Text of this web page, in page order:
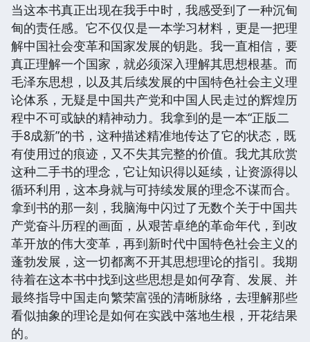
当这本书真正出现在我手中时，我感受到了一种沉甸
甸的责任感。它不仅仅是一本学习材料，更是一把理
解中国社会变革和国家发展的钥匙。我一直相信，要
真正理解一个国家，就必须深入理解其思想根基。而
毛泽东思想，以及其后续发展的中国特色社会主义理
论体系，无疑是中国共产党和中国人民走过的辉煌历
程中不可或缺的精神动力。我拿到的是一本“正版二
手8成新”的书，这种描述精准地传达了它的状态，既
有使用过的痕迹，又不失其完整的价值。我尤其欣赏
这种二手书的理念，它让知识得以延续，让资源得以
循环利用，这本身就与可持续发展的理念不谋而合。
拿到书的那一刻，我脑海中闪过了无数个关于中国共
产党奋斗历程的画面，从艰苦卓绝的革命年代，到改
革开放的伟大变革，再到新时代中国特色社会主义的
蓬勃发展，这一切都离不开其思想理论的指引。我期
待着在这本书中找到这些思想是如何孕育、发展、并
最终指导中国走向繁荣富强的清晰脉络，去理解那些
看似抽象的理论是如何在实践中落地生根，开花结果
的。